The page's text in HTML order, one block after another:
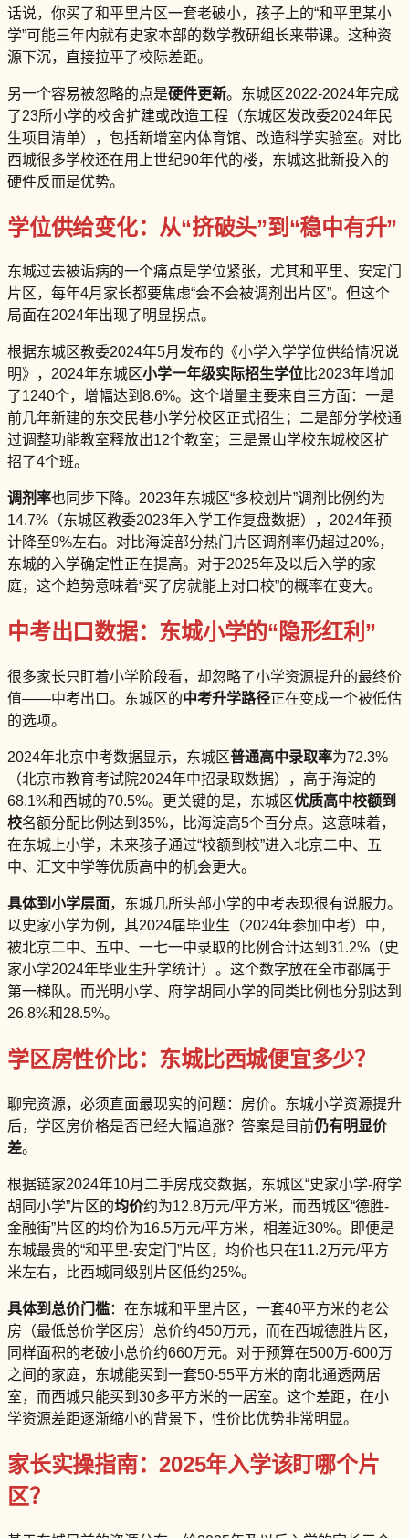
话说，你买了和平里片区一套老破小，孩子上的“和平里某小
学”可能三年内就有史家本部的数学教研组长来带课。这种资
源下沉，直接拉平了校际差距。
另一个容易被忽略的点是硬件更新。东城区2022-2024年完成
了23所小学的校舍扩建或改造工程（东城区发改委2024年民
生项目清单），包括新增室内体育馆、改造科学实验室。对比
西城很多学校还在用上世纪90年代的楼，东城这批新投入的
硬件反而是优势。
学位供给变化：从“挤破头”到“稳中有升”
东城过去被诟病的一个痛点是学位紧张，尤其和平里、安定门
片区，每年4月家长都要焦虑“会不会被调剂出片区”。但这个
局面在2024年出现了明显拐点。
根据东城区教委2024年5月发布的《小学入学学位供给情况说
明》，2024年东城区小学一年级实际招生学位比2023年增加
了1240个，增幅达到8.6%。这个增量主要来自三方面：一是
前几年新建的东交民巷小学分校区正式招生；二是部分学校通
过调整功能教室释放出12个教室；三是景山学校东城校区扩
招了4个班。
调剂率也同步下降。2023年东城区“多校划片”调剂比例约为
14.7%（东城区教委2023年入学工作复盘数据），2024年预
计降至9%左右。对比海淀部分热门片区调剂率仍超过20%，
东城的入学确定性正在提高。对于2025年及以后入学的家
庭，这个趋势意味着“买了房就能上对口校”的概率在变大。
中考出口数据：东城小学的“隐形红利”
很多家长只盯着小学阶段看，却忽略了小学资源提升的最终价
值——中考出口。东城区的中考升学路径正在变成一个被低估
的选项。
2024年北京中考数据显示，东城区普通高中录取率为72.3%
（北京市教育考试院2024年中招录取数据），高于海淀的
68.1%和西城的70.5%。更关键的是，东城区优质高中校额到
校名额分配比例达到35%，比海淀高5个百分点。这意味着，
在东城上小学，未来孩子通过“校额到校”进入北京二中、五
中、汇文中学等优质高中的机会更大。
具体到小学层面，东城几所头部小学的中考表现很有说服力。
以史家小学为例，其2024届毕业生（2024年参加中考）中，
被北京二中、五中、一七一中录取的比例合计达到31.2%（史
家小学2024年毕业生升学统计）。这个数字放在全市都属于
第一梯队。而光明小学、府学胡同小学的同类比例也分别达到
26.8%和28.5%。
学区房性价比：东城比西城便宜多少？
聊完资源，必须直面最现实的问题：房价。东城小学资源提升
后，学区房价格是否已经大幅追涨？答案是目前仍有明显价
差。
根据链家2024年10月二手房成交数据，东城区“史家小学-府学
胡同小学”片区的均价约为12.8万元/平方米，而西城区“德胜-
金融街”片区的均价为16.5万元/平方米，相差近30%。即便是
东城最贵的“和平里-安定门”片区，均价也只在11.2万元/平方
米左右，比西城同级别片区低约25%。
具体到总价门槛：在东城和平里片区，一套40平方米的老公
房（最低总价学区房）总价约450万元，而在西城德胜片区，
同样面积的老破小总价约660万元。对于预算在500万-600万
之间的家庭，东城能买到一套50-55平方米的南北通透两居
室，而西城只能买到30多平方米的一居室。这个差距，在小
学资源差距逐渐缩小的背景下，性价比优势非常明显。
家长实操指南：2025年入学该盯哪个片
区？